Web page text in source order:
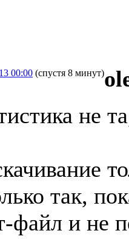
00:00 (спустя 8 минут)
не
так,
файл и не